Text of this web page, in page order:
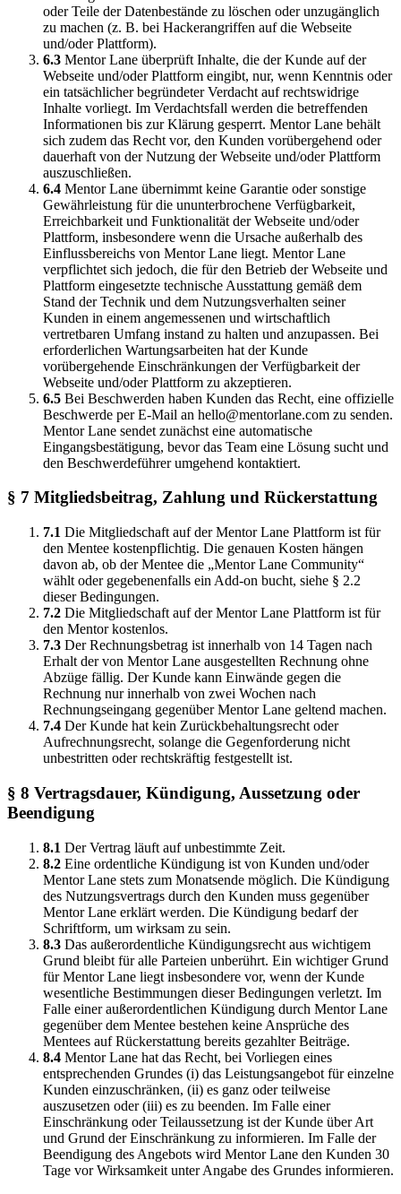
oder Teile der Datenbestände zu löschen oder unzugänglich
zu machen (z. B. bei Hackerangriffen auf die Webseite
und/oder Plattform).
6.3 Mentor Lane überprüft Inhalte, die der Kunde auf der
Webseite und/oder Plattform eingibt, nur, wenn Kenntnis oder
ein tatsächlicher begründeter Verdacht auf rechtswidrige
Inhalte vorliegt. Im Verdachtsfall werden die betreffenden
Informationen bis zur Klärung gesperrt. Mentor Lane behält
sich zudem das Recht vor, den Kunden vorübergehend oder
dauerhaft von der Nutzung der Webseite und/oder Plattform
auszuschließen.
6.4 Mentor Lane übernimmt keine Garantie oder sonstige
Gewährleistung für die ununterbrochene Verfügbarkeit,
Erreichbarkeit und Funktionalität der Webseite und/oder
Plattform, insbesondere wenn die Ursache außerhalb des
Einflussbereichs von Mentor Lane liegt. Mentor Lane
verpflichtet sich jedoch, die für den Betrieb der Webseite und
Plattform eingesetzte technische Ausstattung gemäß dem
Stand der Technik und dem Nutzungsverhalten seiner
Kunden in einem angemessenen und wirtschaftlich
vertretbaren Umfang instand zu halten und anzupassen. Bei
erforderlichen Wartungsarbeiten hat der Kunde
vorübergehende Einschränkungen der Verfügbarkeit der
Webseite und/oder Plattform zu akzeptieren.
6.5 Bei Beschwerden haben Kunden das Recht, eine offizielle
Beschwerde per E-Mail an hello@mentorlane.com zu senden.
Mentor Lane sendet zunächst eine automatische
Eingangsbestätigung, bevor das Team eine Lösung sucht und
den Beschwerdeführer umgehend kontaktiert.
§ 7 Mitgliedsbeitrag, Zahlung und Rückerstattung
7.1 Die Mitgliedschaft auf der Mentor Lane Plattform ist für
den Mentee kostenpflichtig. Die genauen Kosten hängen
davon ab, ob der Mentee die „Mentor Lane Community“
wählt oder gegebenenfalls ein Add-on bucht, siehe § 2.2
dieser Bedingungen.
7.2 Die Mitgliedschaft auf der Mentor Lane Plattform ist für
den Mentor kostenlos.
7.3 Der Rechnungsbetrag ist innerhalb von 14 Tagen nach
Erhalt der von Mentor Lane ausgestellten Rechnung ohne
Abzüge fällig. Der Kunde kann Einwände gegen die
Rechnung nur innerhalb von zwei Wochen nach
Rechnungseingang gegenüber Mentor Lane geltend machen.
7.4 Der Kunde hat kein Zurückbehaltungsrecht oder
Aufrechnungsrecht, solange die Gegenforderung nicht
unbestritten oder rechtskräftig festgestellt ist.
§ 8 Vertragsdauer, Kündigung, Aussetzung oder
Beendigung
8.1 Der Vertrag läuft auf unbestimmte Zeit.
8.2 Eine ordentliche Kündigung ist von Kunden und/oder
Mentor Lane stets zum Monatsende möglich. Die Kündigung
des Nutzungsvertrags durch den Kunden muss gegenüber
Mentor Lane erklärt werden. Die Kündigung bedarf der
Schriftform, um wirksam zu sein.
8.3 Das außerordentliche Kündigungsrecht aus wichtigem
Grund bleibt für alle Parteien unberührt. Ein wichtiger Grund
für Mentor Lane liegt insbesondere vor, wenn der Kunde
wesentliche Bestimmungen dieser Bedingungen verletzt. Im
Falle einer außerordentlichen Kündigung durch Mentor Lane
gegenüber dem Mentee bestehen keine Ansprüche des
Mentees auf Rückerstattung bereits gezahlter Beiträge.
8.4 Mentor Lane hat das Recht, bei Vorliegen eines
entsprechenden Grundes (i) das Leistungsangebot für einzelne
Kunden einzuschränken, (ii) es ganz oder teilweise
auszusetzen oder (iii) es zu beenden. Im Falle einer
Einschränkung oder Teilaussetzung ist der Kunde über Art
und Grund der Einschränkung zu informieren. Im Falle der
Beendigung des Angebots wird Mentor Lane den Kunden 30
Tage vor Wirksamkeit unter Angabe des Grundes informieren.